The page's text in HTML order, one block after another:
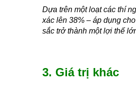
Dựa trên một loạt các thí
xác lên 38% – áp dụng
sắc trở thành một lợi thế
3. Giá trị khác